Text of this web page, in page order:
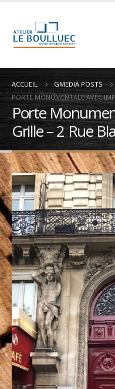
ACCUEIL
GMEDIA POSTS
PORTE MONUMENTALE AVEC
Porte
Grille – 2 Rue